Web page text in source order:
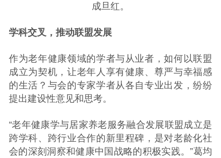
成旦红。
学科交叉，推动联盟发展
作为老年健康领域的学者与从业者，如何以联盟
成立为契机，让老年人享有健康、尊严与幸福感
的生活？与会的专家学者从各自专业出发，纷纷
提出建设性意见和思考。
“老年健康学与居家养老服务融合发展联盟成立是
跨学科、跨行业合作的新里程碑，是对老龄化社
会的深刻洞察和健康中国战略的积极实践。”葛均